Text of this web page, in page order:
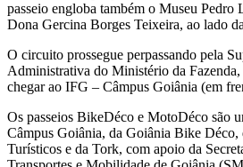
passeio engloba também o Museu
Dona Gercina Borges Teixeira, ao lado
O circuito prossegue perpassando pela
Administrativa do Ministério da
chegar ao IFG – Câmpus Goiânia (em
Os passeios BikeDéco e MotoDéco são
Câmpus Goiânia, da Goiânia Bike Déco,
Turísticos e da Tork, com apoio da